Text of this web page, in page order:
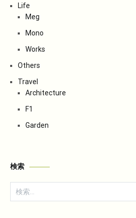
Life
Meg
Mono
Works
Others
Travel
Architecture
F1
Garden
検索
検
索: